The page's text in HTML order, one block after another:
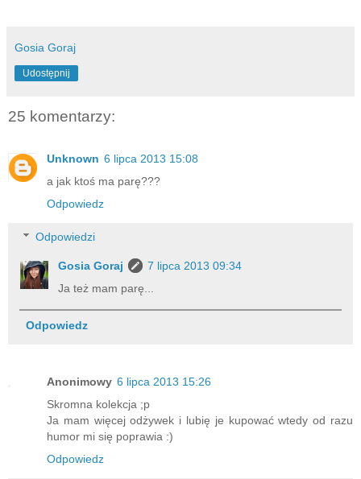
Gosia Goraj
Udostępnij
25 komentarzy:
Unknown 6 lipca 2013 15:08
a jak ktoś ma parę???
Odpowiedz
Odpowiedzi
Gosia Goraj
7 lipca 2013 09:34
Ja też mam parę...
Odpowiedz
Anonimowy 6 lipca 2013 15:26
Skromna kolekcja ;p
Ja mam więcej odżywek i lubię je kupować wtedy od razu
humor mi się poprawia :)
Odpowiedz